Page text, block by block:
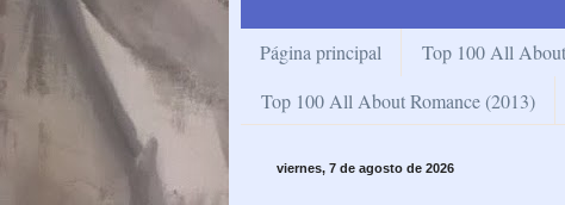
Página principal Top 100 All
Top 100 All About Romance (2013)
viernes, 7 de agosto de 2026